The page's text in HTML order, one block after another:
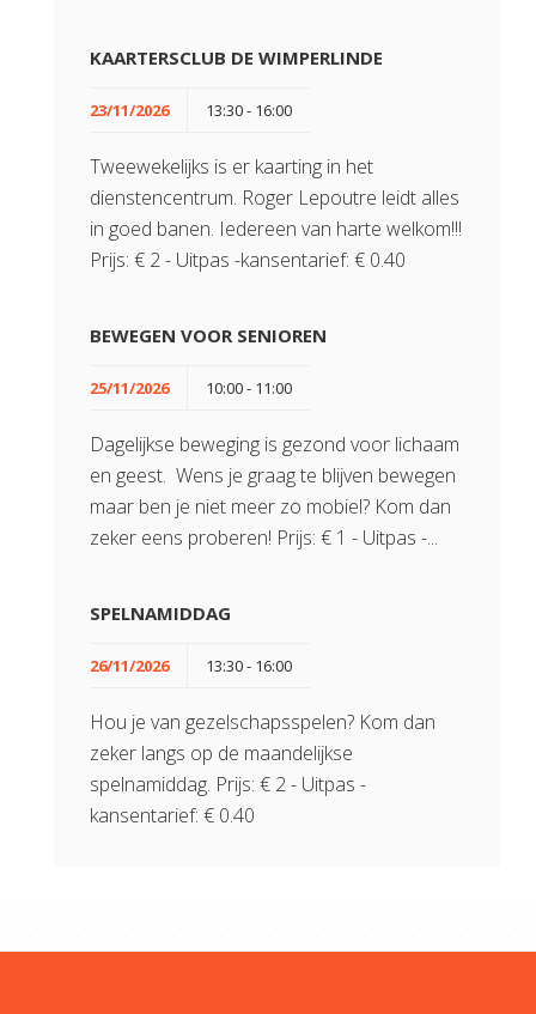
KAARTERSCLUB DE WIMPERLINDE
23/11/2026 13:30 - 16:00
Tweewekelijks is er kaarting in het
dienstencentrum. Roger Lepoutre leidt alles
in goed banen. Iedereen van harte welkom!!!
Prijs: € 2 - Uitpas -kansentarief: € 0.40
BEWEGEN VOOR SENIOREN
25/11/2026 10:00 - 11:00
Dagelijkse beweging is gezond voor lichaam
en geest. Wens je graag te blijven bewegen
maar ben je niet meer zo mobiel? Kom dan
zeker eens proberen! Prijs: € 1 - Uitpas -...
SPELNAMIDDAG
26/11/2026 13:30 - 16:00
Hou je van gezelschapsspelen? Kom dan
zeker langs op de maandelijkse
spelnamiddag. Prijs: € 2 - Uitpas -
kansentarief: € 0.40